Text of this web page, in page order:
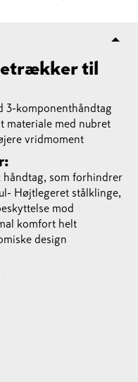
til
3-komponenthåndtag
materiale med nubret
vridmoment
som forhindrer
Højtlegeret stålklinge,
mod
komfort helt
design